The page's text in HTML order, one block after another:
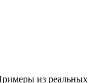
из реальных